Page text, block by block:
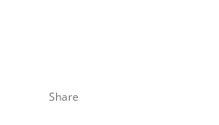
Share